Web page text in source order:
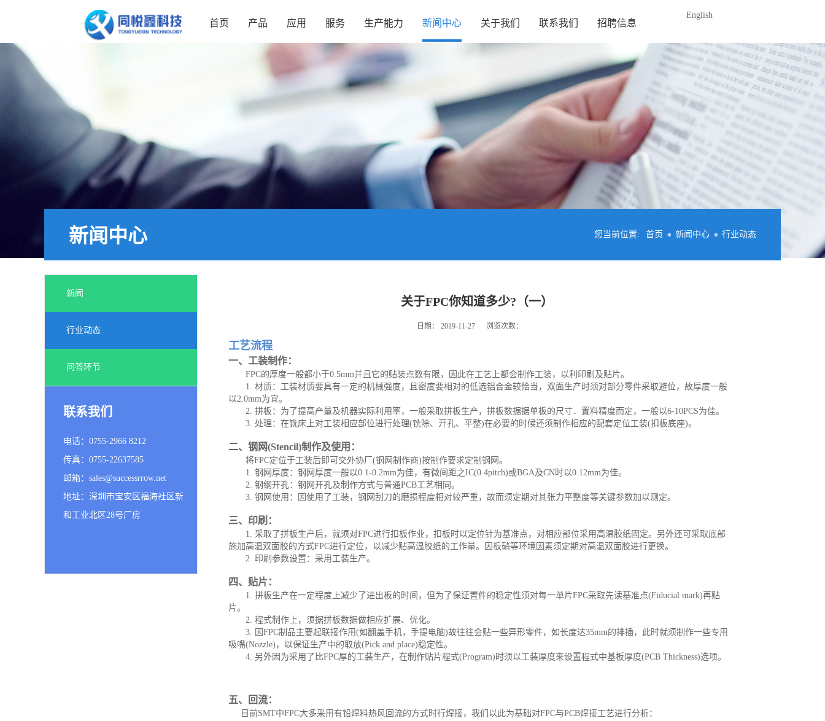
首页 产品 应用 服务 生产能力 新闻中心 关于我们 联系我们 招聘信息
English
您当前位置: 首页 新闻中心 行业动态
新闻中心
新闻
行业动态
问答环节
联系我们
电话：0755-2966 8212
传真：0755-22637585
邮箱：sales@successrrow.net
地址：深圳市宝安区福海社区新
和工业北区28号厂房
关于FPC你知道多少?（一）
日期： 2019-11-27 浏览次数：
工艺流程
一、工装制作：
FPC的厚度一般都小于0.5mm并且它的贴装点数有限，因此在工艺上都会制作工装，以利印刷及贴片。
1. 材质：工装材质要具有一定的机械强度，且密度要相对的低选铝合金较恰当，双面生产时须对部分零件采取避位，故厚度一般
以2.0mm为宜。
2. 拼板：为了提高产量及机器实际利用率，一般采取拼板生产，拼板数据据单板的尺寸．置料精度而定，一般以6-10PCS为佳。
3. 处理：在铣床上对工装相应部位进行处理(铣除、开孔、平整)在必要的时候还须制作相应的配套定位工装(扣板底座)。
二、钢网(Stencil)制作及使用：
将FPC定位于工装后即可交外协厂(钢网制作商)按制作要求定制钢网。
1. 钢网厚度：钢网厚度一般以0.1-0.2mm为佳，有微间距之IC(0.4pitch)或BGA及CN时以0.12mm为佳。
2. 钢纲开孔：钢网开孔及制作方式与普通PCB工艺相同。
3. 钢网使用：因使用了工装，钢网刮刀的磨损程度相对较严重，故而须定期对其张力平整度等关键参数加以测定。
三、印刷：
1. 采取了拼板生产后，就须对FPC进行扣板作业，扣板时以定位针为基准点，对相应部位采用高温胶纸固定。另外还可采取底部
施加高温双面胶的方式FPC进行定位，以减少贴高温胶纸的工作量。因板硝等环境因素须定期对高温双面胶进行更换。
2. 印刷参数设置：采用工装生产。
四、贴片：
1. 拼板生产在一定程度上减少了进出板的时间，但为了保证置件的稳定性须对每一单片FPC采取先读基准点(Fiducial mark)再贴
片。
2. 程式制作上，须据拼板数据做相应扩展、优化。
3. 因FPC制品主要起联接作用(如翻盖手机，手提电脑)故往往会贴一些异形零件，如长度达35mm的排插，此时就须制作一些专用
吸嘴(Nozzle)，以保证生产中的取放(Pick and place)稳定性。
4. 另外因为采用了比FPC厚的工装生产，在制作贴片程式(Program)时须以工装厚度来设置程式中基板厚度(PCB Thickness)选项。
五、回流：
目前SMT中FPC大多采用有铅焊料热风回流的方式时行焊接，我们以此为基础对FPC与PCB焊接工艺进行分析：